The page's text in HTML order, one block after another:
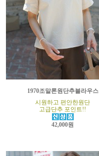
1970조말론원단추블라우스
시원하고 편안한원단
고급단추 포인트!!
42,000원